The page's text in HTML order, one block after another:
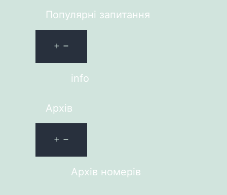
Популярні запитання
info
Архів
Архів номерів